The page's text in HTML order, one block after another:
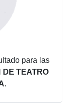
para las
DE TEATRO
.